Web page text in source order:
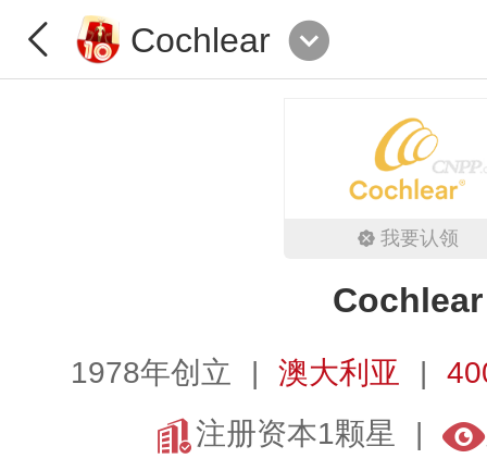
Cochlear
我要认领
Cochlear
1978年创立 澳大利亚
注册资本1颗星